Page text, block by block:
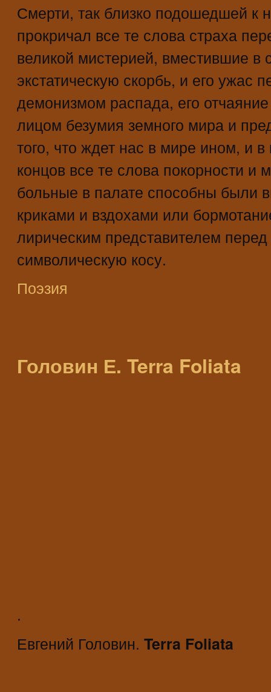
Смерти, так близко подошедшей к
прокричал все те слова страха
великой мистерией, вместившие в
экстатическую скорбь, и его ужас
демонизмом распада, его
лицом безумия земного мира и
того, что ждет нас в мире ином, и в
концов все те слова покорности и
больные в палате способны были
криками и вздохами или
лирическим представителем
символическую косу.
Поэзия
Головин Е. Terra Foliata
.
Евгений Головин. Terra Foliata